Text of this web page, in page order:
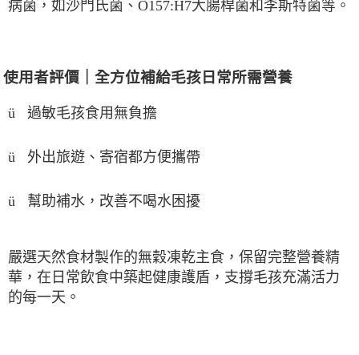
病菌，如沙門氏菌、 O157:H7大腸桿菌和李斯特菌等。
使用者評價｜全方位補給毛孩日常所需營養
ü 過敏毛孩食用無負擔
ü 外出旅遊、寄宿都方便攜帶
ü 幫助補水，改善不喝水困擾
嚴選天然食材製作的無穀凍乾主食，保留完整營養精
華，在日常飲食中築起健康護盾，支撐毛孩充滿活力
的每一天。